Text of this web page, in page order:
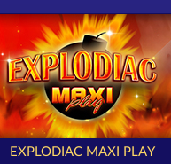
EXPLODIAC MAXI PLAY